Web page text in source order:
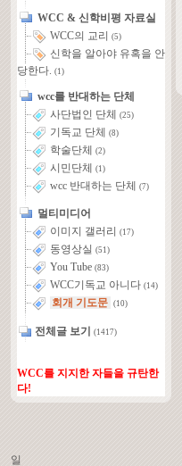
WCC & 신학비평 자료실
WCC의 교리
(5)
신학을 알아야 유혹을 안
당한다. (1)
wcc를 반대하는 단체
사단법인 단체
(25)
기독교 단체 (8)
학술단체 (2)
시민단체 (1)
wcc 반대하는 단체 (7)
멀티미디어
이미지 갤러리
(17)
동영상실 (51)
You Tube (83)
WCC기독교 아니다 (14)
회개 기도문 (10)
전체글 보기 (1417)
WCC를 지지한 자들을 규탄한
다!
일